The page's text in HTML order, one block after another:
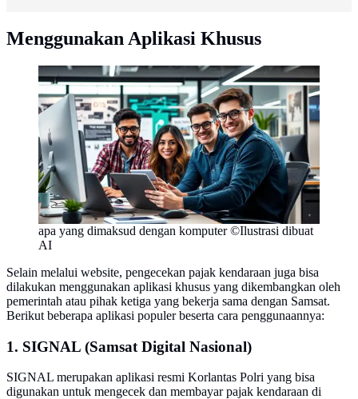
Menggunakan Aplikasi Khusus
apa yang dimaksud dengan komputer ©Ilustrasi dibuat
AI
Selain melalui website, pengecekan pajak kendaraan juga bisa
dilakukan menggunakan aplikasi khusus yang dikembangkan oleh
pemerintah atau pihak ketiga yang bekerja sama dengan Samsat.
Berikut beberapa aplikasi populer beserta cara penggunaannya:
1. SIGNAL (Samsat Digital Nasional)
SIGNAL merupakan aplikasi resmi Korlantas Polri yang bisa
digunakan untuk mengecek dan membayar pajak kendaraan di